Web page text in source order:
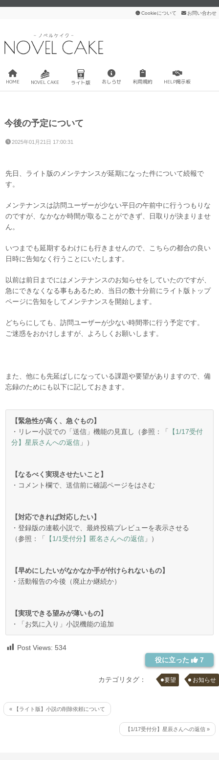
Cookieについて お問い合わせ
HOME NOVEL CAKE ライト版 おしらせ 利用規約 HELP掲示板
今後の予定について
2025年01月21日 17:00:31
先日、ライト版のメンテナンスが延期になった件について続報で
す。
メンテナンスは訪問ユーザーが少ない平日の午前中に行うつもりな
のですが、なかなか時間が取ることができず、日取りが決まりませ
ん。
いつまでも延期するわけにも行きませんので、こちらの都合の良い
日時に告知なく行うことにいたします。
以前は前日までにはメンテナンスのお知らせをしていたのですが、
急にできなくなる事もあるため、当日の数十分前にライト版トップ
ページに告知をしてメンテナンスを開始します。
どちらにしても、訪問ユーザーが少ない時間帯に行う予定です。
ご迷惑をおかけしますが、よろしくお願いします。
また、他にも先延ばしになっている課題や要望がありますので、備
忘録のためにも以下に記しておきます。
【緊急性が高く、急ぐもの】
・リレー小説での「送信」機能の見直し（参照：「
【1/17受付
分】星辰さんへの返信 」）
【なるべく実現させたいこと】
・コメント欄で、送信前に確認ページをはさむ
【対応できれば対応したい】
・登録版の連載小説で、最終投稿プレビューを表示させる
（参照：「
【1/1受付分】匿名さんへの返信 」）
【早めにしたいがなかなか手が付けられないもの】
・活動報告の今後（廃止か継続か）
【実現できる望みが薄いもの】
・「お気に入り」小説機能の追加
Post Views: 534
役に立った
7
カテゴリタグ： 要望 お知らせ
« 【ライト版】小説の削除依頼について
【1/17受付分】星辰さんへの返信 »